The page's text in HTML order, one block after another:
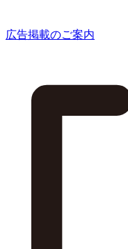
広告掲載のご案内